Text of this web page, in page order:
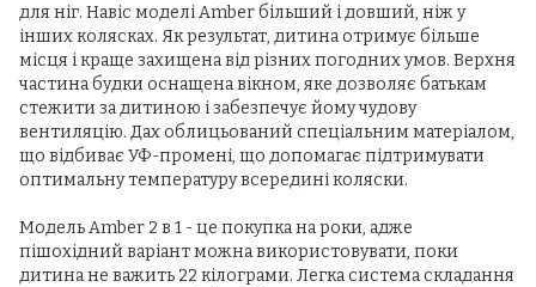
для ніг. Навіс моделі Amber більший і довший, ніж у
інших колясках. Як результат, дитина отримує більше
місця і краще захищена від різних погодних умов. Верхня
частина будки оснащена вікном, яке дозволяє батькам
стежити за дитиною і забезпечує йому чудову
вентиляцію. Дах облицьований спеціальним матеріалом,
що відбиває УФ-промені, що допомагає підтримувати
оптимальну температуру всередині коляски.
Модель Amber 2 в 1 - це покупка на роки, адже
пішохідний варіант можна використовувати, поки
дитина не важить 22 кілограми. Легка система складання